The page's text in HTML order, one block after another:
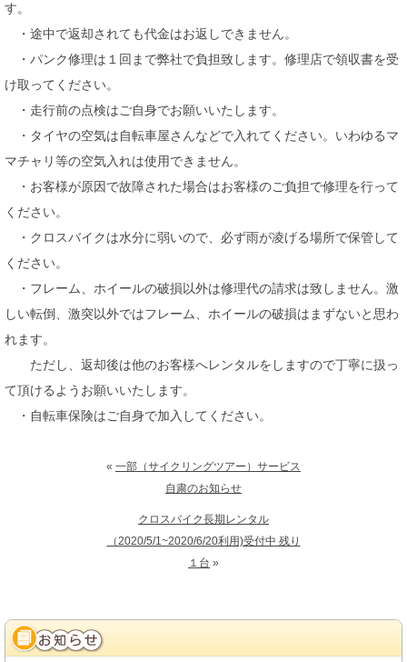
す。
・途中で返却されても代金はお返しできません。
・パンク修理は１回まで弊社で負担致します。修理店で領収書を受
け取ってください。
・走行前の点検はご自身でお願いいたします。
・タイヤの空気は自転車屋さんなどで入れてください。いわゆるマ
マチャリ等の空気入れは使用できません。
・お客様が原因で故障された場合はお客様のご負担で修理を行って
ください。
・クロスバイクは水分に弱いので、必ず雨が凌げる場所で保管して
ください。
・フレーム、ホイールの破損以外は修理代の請求は致しません。激
しい転倒、激突以外ではフレーム、ホイールの破損はまずないと思わ
れます。
ただし、返却後は他のお客様へレンタルをしますので丁寧に扱っ
て頂けるようお願いいたします。
・自転車保険はご自身で加入してください。
« 一部（サイクリングツアー）サービス
自粛のお知らせ
クロスバイク長期レンタル
（2020/5/1~2020/6/20利用)受付中 残り
１台 »